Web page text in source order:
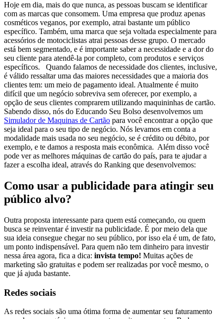
Hoje em dia, mais do que nunca, as pessoas buscam se identificar
com as marcas que consomem. Uma empresa que produz apenas
cosméticos veganos, por exemplo, atrai bastante um público
específico. Também, uma marca que seja voltada especialmente para
acessórios de motociclistas atrai pessoas desse grupo. O mercado
está bem segmentado, e é importante saber a necessidade e a dor do
seu cliente para atendê-la por completo, com produtos e serviços
específicos.
Quando falamos de necessidade dos clientes, inclusive,
é válido ressaltar uma das maiores necessidades que a maioria dos
clientes tem: um meio de pagamento ideal. Atualmente é muito
difícil que um negócio sobreviva sem oferecer, por exemplo, a
opção de seus clientes comprarem utilizando maquininhas de cartão.
Sabendo disso, nós do Educando Seu Bolso desenvolvemos um
Simulador de Maquinas de Cartão para você encontrar a opção que
seja ideal para o seu tipo de negócio. Nós levamos em conta a
modalidade mais usada no seu negócio, se é crédito ou débito, por
exemplo, e te damos a resposta mais econômica. Além disso você
pode ver as melhores máquinas de cartão do país, para te ajudar a
fazer a escolha ideal, através do Ranking que desenvolvemos:
Como usar a publicidade para atingir seu
público alvo?
Outra proposta interessante para quem está começando, ou quem
busca se reinventar é investir na publicidade. É por meio dela que
sua ideia consegue chegar no seu público, por isso ela é um, de fato,
um ponto indispensável. Para quem não tem dinheiro para investir
nessa área agora, fica a dica: invista tempo! Muitas ações de
marketing são gratuitas e podem ser realizadas por você mesmo, o
que já ajuda bastante.
Redes sociais
As redes sociais são uma ótima forma de aumentar seu faturamento